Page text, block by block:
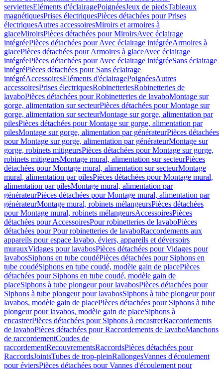
serviettesEléments d'éclairagePoignéesJeux de piedsTableaux
magnétiquesPrises électriquesPièces détachées pour Prises
électriquesAutres accessoiresMiroirs et armoires à
glaceMiroirsPièces détachées pour MiroirsAvec éclairage
intégréePièces détachées pour Avec éclairage intégréeArmoires à
glacePièces détachées pour Armoires à glaceAvec éclairage
intégréePièces détachées pour Avec éclairage intégréeSans éclairage
intégréPièces détachées pour Sans éclairage
intégréAccessoiresEléments d'éclairagePoignéesAutres
accessoiresPrises électriquesRobinetteriesRobinetteries de
lavaboPièces détachées pour Robinetteries de lavaboMontage sur
gorge, alimentation sur secteurPièces détachées pour Montage sur
gorge, alimentation sur secteurMontage sur gorge, alimentation par
pilesPièces détachées pour Montage sur gorge, alimentation par
pilesMontage sur gorge, alimentation par générateurPièces détachées
pour Montage sur gorge, alimentation par générateurMontage sur
gorge, robinets mitigeursPièces détachées pour Montage sur gorge,
robinets mitigeursMontage mural, alimentation sur secteurPièces
détachées pour Montage mural, alimentation sur secteurMontage
mural, alimentation par pilesPièces détachées pour Montage mural,
alimentation par pilesMontage mural, alimentation par
générateurPièces détachées pour Montage mural, alimentation par
générateurMontage mural, robinets mélangeursPièces détachées
pour Montage mural, robinets mélangeursAccessoiresPièces
détachées pour AccessoiresPour robinetteries de lavaboPièces
détachées pour Pour robinetteries de lavaboRaccordements aux
appareils pour espace lavabo, éviers, appareils et déversoirs
murauxVidages pour lavabosPièces détachées pour Vidages pour
lavabosSiphons en tube coudéPièces détachées pour Siphons en
tube coudéSiphons en tube coudé, modèle gain de placePièces
détachées pour Siphons en tube coudé, modèle gain de
placeSiphons à tube plongeur pour lavabosPièces détachées pour
Siphons à tube plongeur pour lavabosSiphons à tube plongeur pour
lavabos, modèle gain de placePièces détachées pour Siphons à tube
plongeur pour lavabos, modèle gain de placeSiphons à
encastrerPièces détachées pour Siphons à encastrerRaccordements
de lavaboPièces détachées pour Raccordements de lavaboManchons
de raccordementCoudes de
raccordementRecouvrementsRaccordsPièces détachées pour
RaccordsJointsTubes de trop-pleinRallongesVannes d'écoulement
pour éviersPièces détachées pour Vannes d'écoulement pour